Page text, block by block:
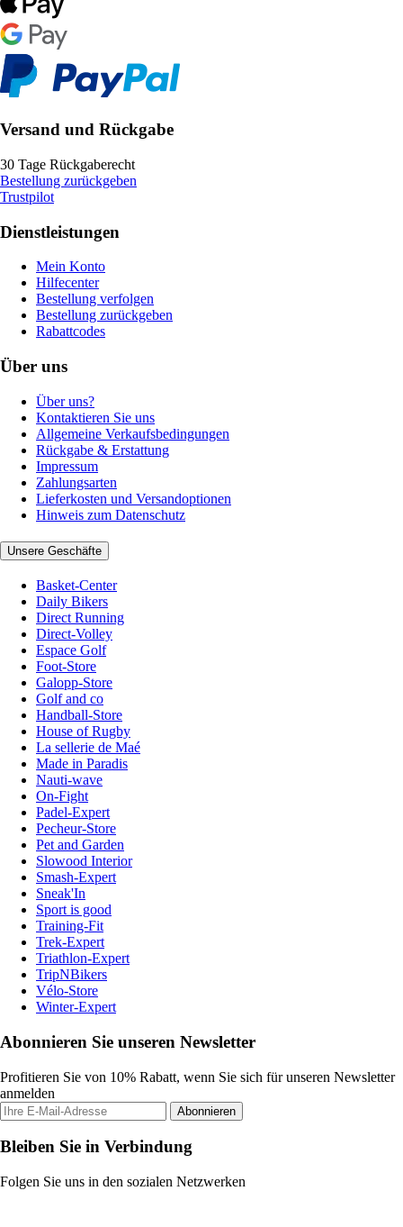
Versand und Rückgabe
30 Tage Rückgaberecht
Bestellung zurückgeben
Trustpilot
Dienstleistungen
Mein Konto
Hilfecenter
Bestellung verfolgen
Bestellung zurückgeben
Rabattcodes
Über uns
Über uns?
Kontaktieren Sie uns
Allgemeine Verkaufsbedingungen
Rückgabe & Erstattung
Impressum
Zahlungsarten
Lieferkosten und Versandoptionen
Hinweis zum Datenschutz
Unsere Geschäfte
Basket-Center
Daily Bikers
Direct Running
Direct-Volley
Espace Golf
Foot-Store
Galopp-Store
Golf and co
Handball-Store
House of Rugby
La sellerie de Maé
Made in Paradis
Nauti-wave
On-Fight
Padel-Expert
Pecheur-Store
Pet and Garden
Slowood Interior
Smash-Expert
Sneak'In
Sport is good
Training-Fit
Trek-Expert
Triathlon-Expert
TripNBikers
Vélo-Store
Winter-Expert
Abonnieren Sie unseren Newsletter
Profitieren Sie von 10% Rabatt, wenn Sie sich für unseren Newsletter
anmelden
Abonnieren
Bleiben Sie in Verbindung
Folgen Sie uns in den sozialen Netzwerken